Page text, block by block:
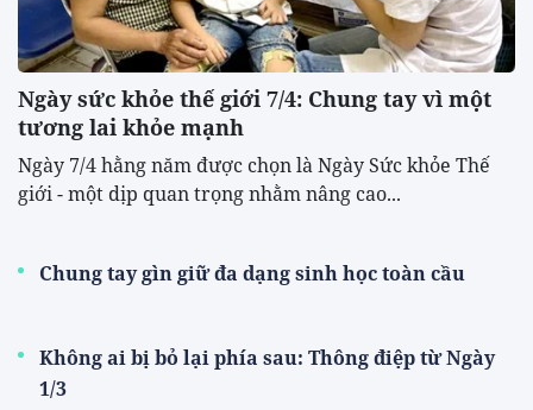
Ngày sức khỏe thế giới 7/4: Chung tay vì một
tương lai khỏe mạnh
Ngày 7/4 hằng năm được chọn là Ngày Sức khỏe Thế
giới - một dịp quan trọng nhằm nâng cao...
Chung tay gìn giữ đa dạng sinh học toàn cầu
Không ai bị bỏ lại phía sau: Thông điệp từ Ngày
1/3